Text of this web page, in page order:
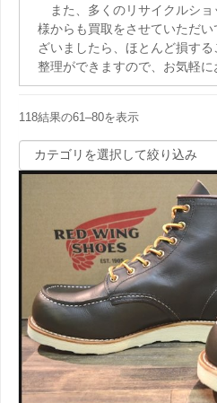
また、多くのリサイクルショ
様からも買取をさせていただ
ざいましたら、ほとんど損す
整理ができますので、お気軽に
118結果の61–80を表示